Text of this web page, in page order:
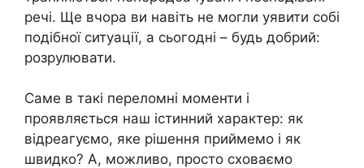
речі. Ще вчора ви навіть не могли уявити собі
подібної ситуації, а сьогодні – будь добрий:
розрулювати.
Саме в такі переломні моменти і
проявляється наш істинний характер: як
відреагуємо, яке рішення приймемо і як
швидко? А, можливо, просто сховаємо